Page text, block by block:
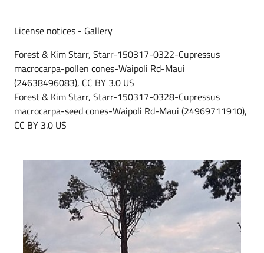
License notices - Gallery
Forest & Kim Starr, Starr-150317-0322-Cupressus
macrocarpa-pollen cones-Waipoli Rd-Maui
(24638496083), CC BY 3.0 US
Forest & Kim Starr, Starr-150317-0328-Cupressus
macrocarpa-seed cones-Waipoli Rd-Maui (24969711910),
CC BY 3.0 US
Cipresso di Monterey